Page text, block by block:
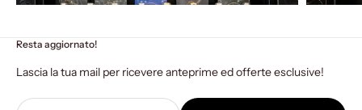
Resta aggiornato!
Lascia la tua mail per ricevere anteprime ed offerte esclusive!